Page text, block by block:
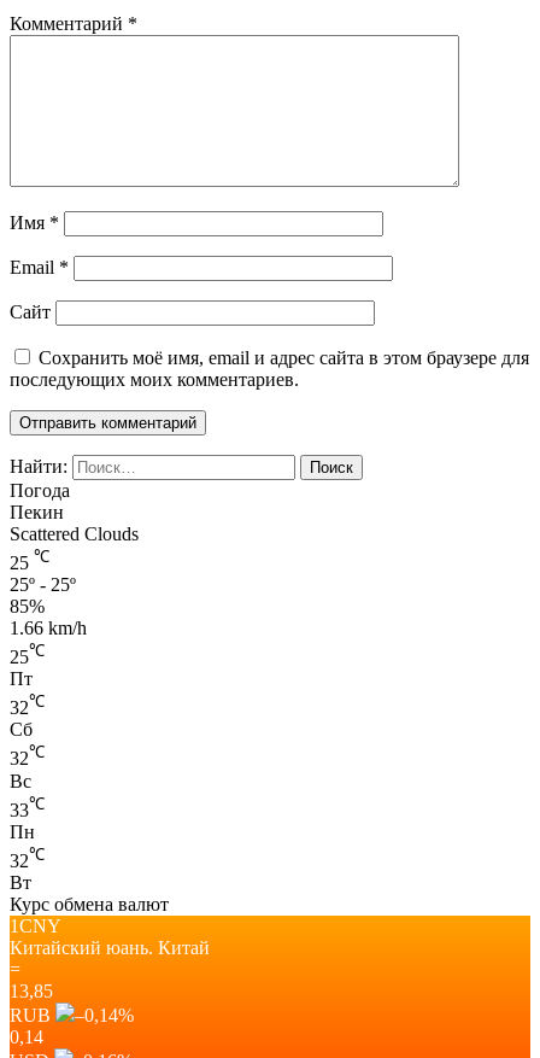
Комментарий *
Имя *
Email *
Сайт
Сохранить моё имя, email и адрес сайта в этом браузере для
последующих моих комментариев.
Найти:
Погода
Пекин
Scattered Clouds
25 ℃
25º - 25º
85%
1.66 km/h
25℃
Пт
32℃
Сб
32℃
Вс
33℃
Пн
32℃
Вт
Курс обмена валют
1CNY
Китайский юань. Китай
=
13,85
RUB
–0,14%
0,14